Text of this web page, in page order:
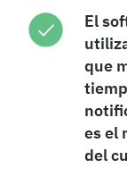
El
que
es el
del